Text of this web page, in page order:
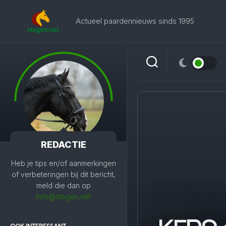
Actueel paardennieuws sinds 1995
REDACTIE
Heb je tips en/of aanmerkingen
of verbeteringen bij dit bericht,
meld die dan op
info@stegen.net